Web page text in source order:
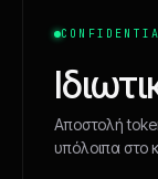
Αποστολή
υπόλοιπα στο